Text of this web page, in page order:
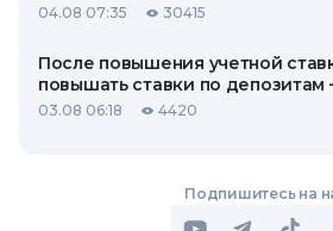
04.08 07:35 30415
После повышения учетной
повышать ставки по депозитам
03.08 06:18 4420
Подпишитесь на